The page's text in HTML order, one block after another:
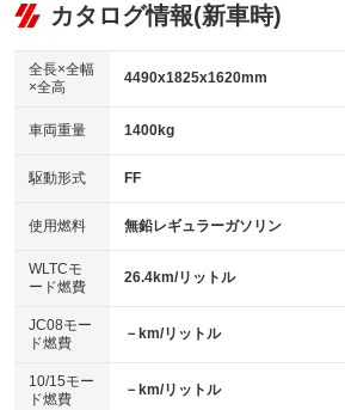
リフトアップ
：装備なし
：装備なし
パワーウィンドウ
アイドリングストップ
：装備あり
USB入力端子
：装備なし
100V電源
：装備なし
センターデフロック
：装備なし
電動格納ミラー
：装備なし
ビジュアル
：装備なし
：装備あり
革シート
キーレス
HID(キセノンライト)
：装備なし
バックカメラ
：装備あり
エアロ
：装備なし
：装備なし
パワーシート
ベンチシート
：装備なし
カタログ情報(新車時)
全長×全幅
×全高
4490x1825x1620mm
車両重量 1400kg
駆動形式 FF
使用燃料 無鉛レギュラーガソリン
WLTCモ
ード燃費
26.4km/リットル
JC08モー
ド燃費
－km/リットル
10/15モー
ド燃費
－km/リットル